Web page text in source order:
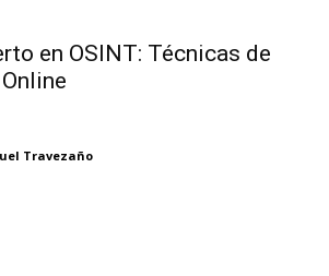
en OSINT: Técnicas de
Travezaño